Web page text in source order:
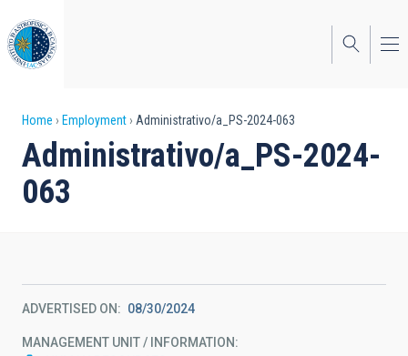
to
main
content
Breadcrumb
Home Employment Administrativo/a_PS-2024-063
Administrativo/a_PS-2024-
063
ADVERTISED ON 08/30/2024
MANAGEMENT UNIT / INFORMATION